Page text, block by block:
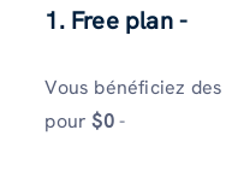
1. Free plan -
Vous bénéficiez
pour$0-